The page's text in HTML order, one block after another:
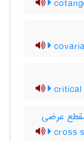
عرضی
cross